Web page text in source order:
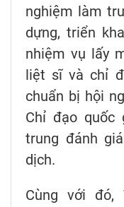
nghiệm làm
dựng, triển
nhiệm vụ lấy
liệt sĩ và chỉ
chuẩn bị hội
Chỉ đạo quốc
trung đánh
dịch.
Cùng với đó,